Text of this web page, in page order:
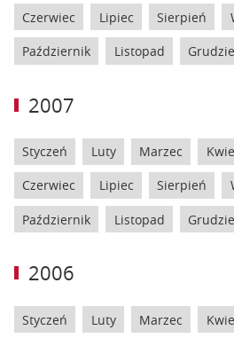
Czerwiec Lipiec Sierpień
Październik Listopad
2007
Styczeń Luty Marzec
Czerwiec Lipiec Sierpień
Październik Listopad
2006
Styczeń Luty Marzec